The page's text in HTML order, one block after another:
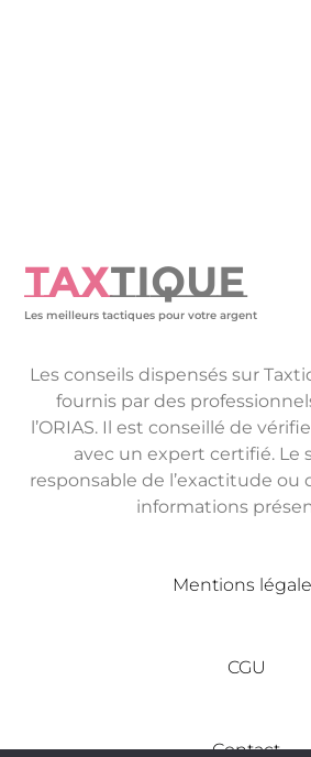
TAXTIQUE
Les meilleurs tactiques pour votre argent
Les conseils dispensés sur
fournis par des
l’ORIAS. Il est conseillé de
avec un expert certifié. Le
responsable de l’exactitude ou
informations
Mentions
CGU
Contact